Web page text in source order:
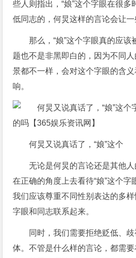
些人则指出，“娘”这个字眼在很多
低同志的，何炅这样的言论会让一
那么，“娘”这个字眼真的应该
题也不是非黑即白的，因为不同
景都不一样，会对这个字眼的含
响。
何炅又说真话了，“娘”这个
无论是何炅的言论还是其他
在正确的角度上去看待“娘”这个字
我们应该尊重不同性别表达的多样
字眼和同志联系起来。
同时，我们需要拒绝贬低、
体。不管是什么样的言论，都需